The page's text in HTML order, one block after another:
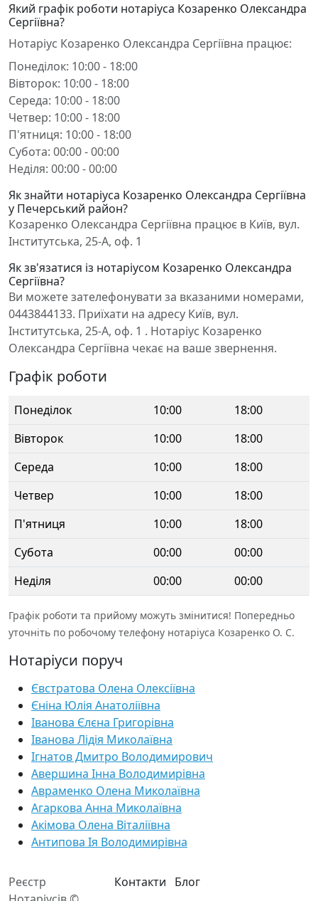
Який графік роботи нотаріуса Козаренко Олександра
Сергіївна?
Нотаріус Козаренко Олександра Сергіївна працює:
Понеділок: 10:00 - 18:00
Вівторок: 10:00 - 18:00
Середа: 10:00 - 18:00
Четвер: 10:00 - 18:00
П'ятниця: 10:00 - 18:00
Субота: 00:00 - 00:00
Неділя: 00:00 - 00:00
Як знайти нотаріуса Козаренко Олександра Сергіївна
у Печерський район?
Козаренко Олександра Сергіївна працює в Київ, вул.
Інститутська, 25-А, оф. 1
Як зв'язатися із нотаріусом Козаренко Олександра
Сергіївна?
Ви можете зателефонувати за вказаними номерами,
0443844133. Приїхати на адресу Київ, вул.
Інститутська, 25-А, оф. 1 . Нотаріус Козаренко
Олександра Сергіївна чекає на ваше звернення.
Графік роботи
Понеділок 10:00
18:00
Вівторок
10:00
18:00
Середа
10:00
18:00
Четвер
10:00
18:00
П'ятниця
10:00
18:00
Субота
00:00
00:00
Неділя
00:00 00:00
Графік роботи та прийому можуть змінитися! Попередньо
уточніть по робочому телефону нотаріуса Козаренко О. С.
Нотаріуси поруч
Євстратова Олена Олексіївна
Єніна Юлія Анатоліївна
Іванова Єлєна Григорівна
Іванова Лідія Миколаївна
Ігнатов Дмитро Володимирович
Авершина Інна Володимирівна
Авраменко Олена Миколаївна
Агаркова Анна Миколаївна
Акімова Олена Віталіївна
Антипова Ія Володимирівна
Реєстр
Контакти Блог